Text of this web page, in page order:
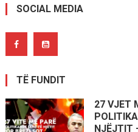
SOCIAL MEDIA
TË FUNDIT
27 VJET
NJËJTIT